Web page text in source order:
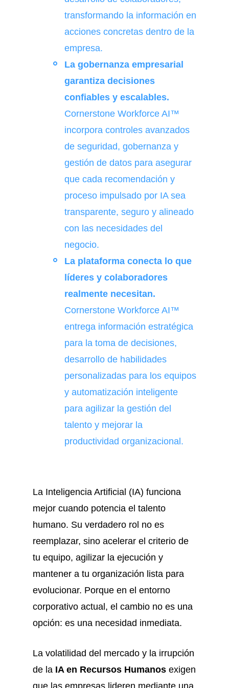
transformando la información en
acciones concretas dentro de la
empresa.
La gobernanza empresarial
garantiza decisiones
confiables y escalables.
Cornerstone Workforce AI™
incorpora controles avanzados
de seguridad, gobernanza y
gestión de datos para asegurar
que cada recomendación y
proceso impulsado por IA sea
transparente, seguro y alineado
con las necesidades del
negocio.
La plataforma conecta lo que
líderes y colaboradores
realmente necesitan.
Cornerstone Workforce AI™
entrega información estratégica
para la toma de decisiones,
desarrollo de habilidades
personalizadas para los equipos
y automatización inteligente
para agilizar la gestión del
talento y mejorar la
productividad organizacional.
La Inteligencia Artificial (IA) funciona
mejor cuando potencia el talento
humano. Su verdadero rol no es
reemplazar, sino acelerar el criterio de
tu equipo, agilizar la ejecución y
mantener a tu organización lista para
evolucionar. Porque en el entorno
corporativo actual, el cambio no es una
opción: es una necesidad inmediata.
La volatilidad del mercado y la irrupción
de la IA en Recursos Humanos exigen
que las empresas lideren mediante una